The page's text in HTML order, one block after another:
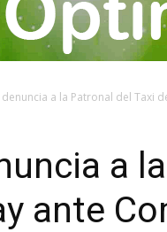
a la Patronal del Taxi
a
ante